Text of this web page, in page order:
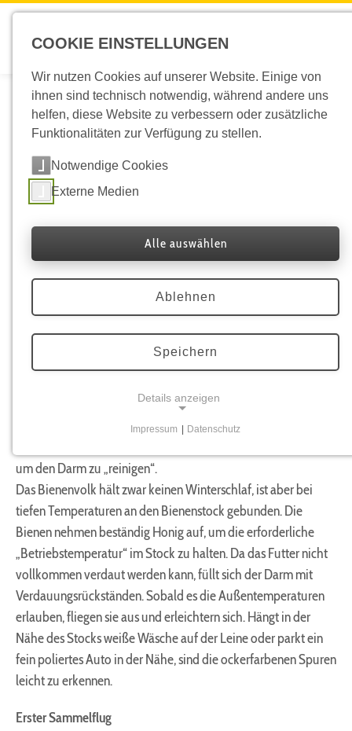
Honigbiene
Apis mellifera
Erster Reinigungsflug
Mit dem Reinigungsflug ist der erste Ausflug der Bienen im
Winter nach einem mehr oder weniger langen kalten
um den Darm zu „reinigen“.
Das Bienenvolk hält zwar keinen Winterschlaf, ist aber bei
tiefen Temperaturen an den Bienenstock gebunden. Die
Bienen nehmen beständig Honig auf, um die erforderliche
„Betriebstemperatur“ im Stock zu halten. Da das Futter nicht
vollkommen verdaut werden kann, füllt sich der Darm mit
Verdauungsrückständen. Sobald es die Außentemperaturen
erlauben, fliegen sie aus und erleichtern sich. Hängt in der
Nähe des Stocks weiße Wäsche auf der Leine oder parkt ein
fein poliertes Auto in der Nähe, sind die ockerfarbenen Spuren
leicht zu erkennen.
Erster Sammelflug
COOKIE EINSTELLUNGEN
Wir nutzen Cookies auf unserer Website. Einige von
ihnen sind technisch notwendig, während andere uns
helfen, diese Website zu verbessern oder zusätzliche
Funktionalitäten zur Verfügung zu stellen.
Notwendige Cookies
Externe Medien
Alle auswählen
Ablehnen
Speichern
Details anzeigen
Notwendige Cookies ermöglichen grundlegende
Funktionen und sind für die einwandfreie Funktion
der Website erforderlich.
Benutzer-Anmeldungscookie
Name:
fe_typo_user
Zweck:
Anmeldung im Mitgliederbereich
Cookie Laufzeit:
1 Jahr
Impressum Datenschutz